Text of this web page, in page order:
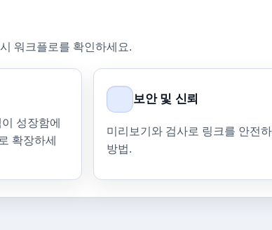
워크플로를 확인하세요.
성장함에
확장하세
보안 및 신뢰
미리보기와 검사로 링크를 안전
방법.